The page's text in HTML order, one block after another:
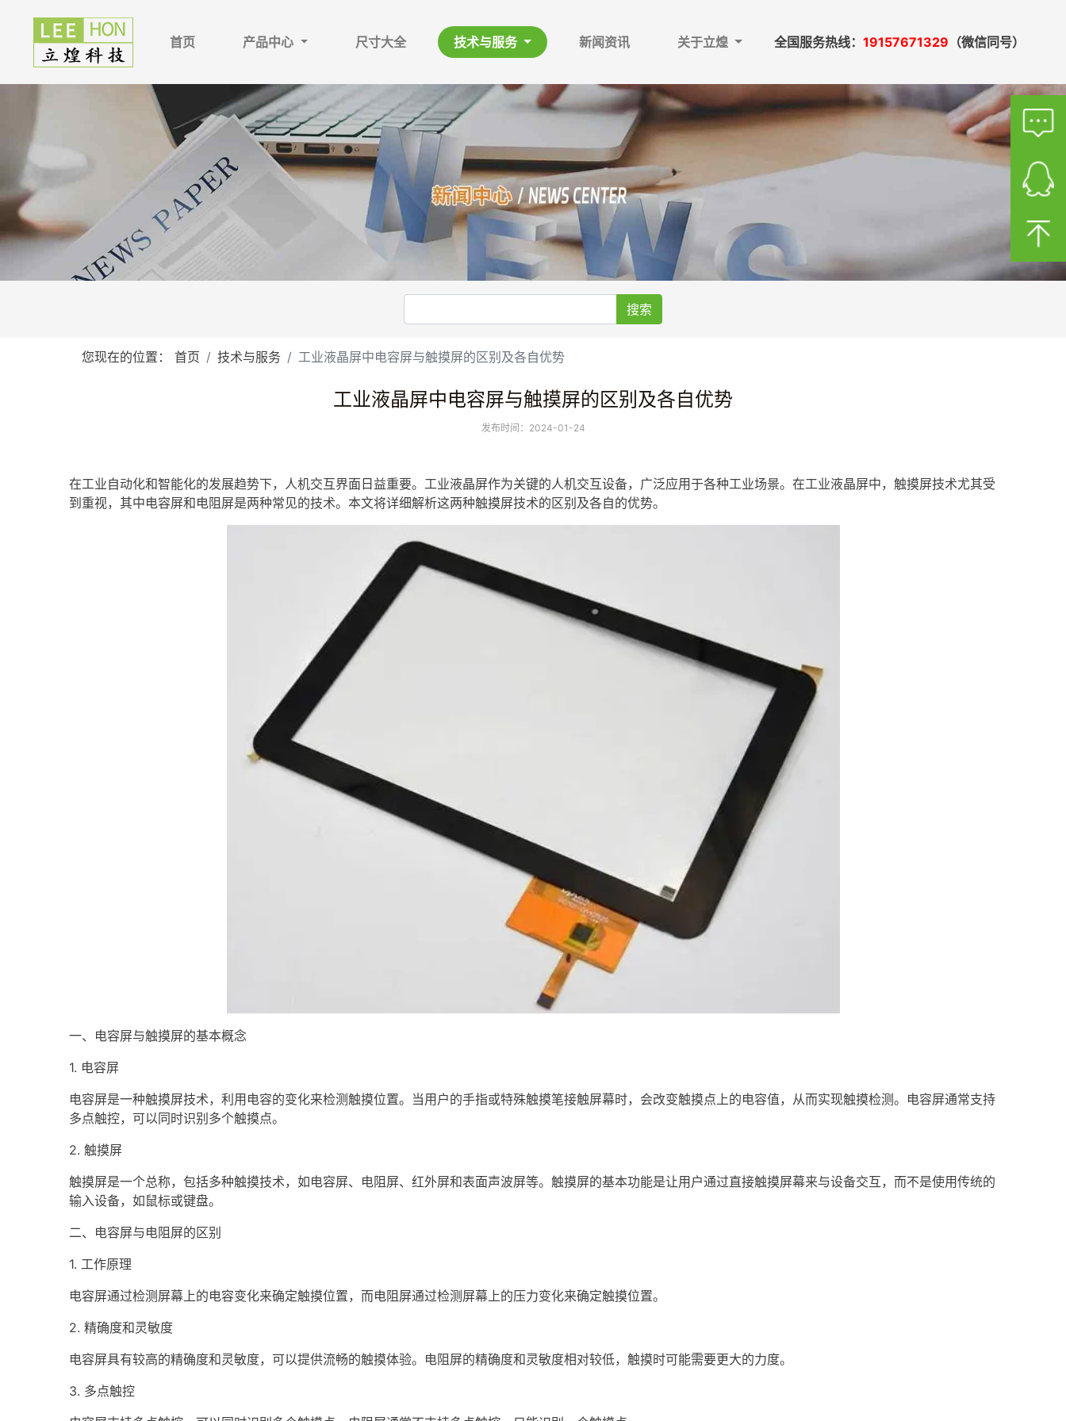
首页 产品中心 尺寸大全 技术与服务 新闻资讯 关于立煌 全国服务热线： 19157671329 （微信同号）
搜索
您现在的位置： 首页 技术与服务 工业液晶屏中电容屏与触摸屏的区别及各自优势
工业液晶屏中电容屏与触摸屏的区别及各自优势
发布时间：2024-01-24
在工业自动化和智能化的发展趋势下，人机交互界面日益重要。 工业液晶屏作为关键的人机交互设备，广泛应用于各种工业场景。在工业液晶屏中， 触摸屏技术尤其受
到重视，其中电容屏和电阻屏是两种常见的技术。本文将详细解析这两种触摸屏技术的区别及各自的优势。
一、电容屏与触摸屏的基本概念
1. 电容屏
电容屏是一种触摸屏技术，利用电容的变化来检测触摸位置。当用户的手指或特殊触摸笔接触屏幕时，会改变触摸点上的电容值，从而实现触摸检测。电容屏通常支持
多点触控，可以同时识别多个触摸点。
2. 触摸屏
触摸屏是一个总称，包括多种触摸技术，如电容屏、电阻屏、红外屏和表面声波屏等。触摸屏的基本功能是让用户通过直接触摸屏幕来与设备交互，而不是使用传统的
输入设备，如鼠标或键盘。
二、电容屏与电阻屏的区别
1. 工作原理
电容屏通过检测屏幕上的电容变化来确定触摸位置，而电阻屏通过检测屏幕上的压力变化来确定触摸位置。
2. 精确度和灵敏度
电容屏具有较高的精确度和灵敏度，可以提供流畅的触摸体验。电阻屏的精确度和灵敏度相对较低，触摸时可能需要更大的力度。
3. 多点触控